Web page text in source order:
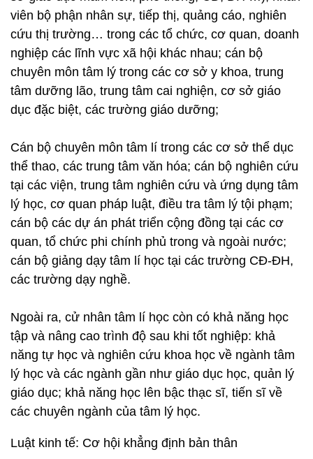
viên bộ phận nhân sự, tiếp thị, quảng cáo, nghiên
cứu thị trường… trong các tổ chức, cơ quan, doanh
nghiệp các lĩnh vực xã hội khác nhau; cán bộ
chuyên môn tâm lý trong các cơ sở y khoa, trung
tâm dưỡng lão, trung tâm cai nghiện, cơ sở giáo
dục đặc biệt, các trường giáo dưỡng;
Cán bộ chuyên môn tâm lí trong các cơ sở thể dục
thể thao, các trung tâm văn hóa; cán bộ nghiên cứu
tại các viện, trung tâm nghiên cứu và ứng dụng tâm
lý học, cơ quan pháp luật, điều tra tâm lý tội phạm;
cán bộ các dự án phát triển cộng đồng tại các cơ
quan, tổ chức phi chính phủ trong và ngoài nước;
cán bộ giảng dạy tâm lí học tại các trường CĐ-ĐH,
các trường dạy nghề.
Ngoài ra, cử nhân tâm lí học còn có khả năng học
tập và nâng cao trình độ sau khi tốt nghiệp: khả
năng tự học và nghiên cứu khoa học về ngành tâm
lý học và các ngành gần như giáo dục học, quản lý
giáo dục; khả năng học lên bậc thạc sĩ, tiến sĩ về
các chuyên ngành của tâm lý học.
Luật kinh tế: Cơ hội khẳng định bản thân